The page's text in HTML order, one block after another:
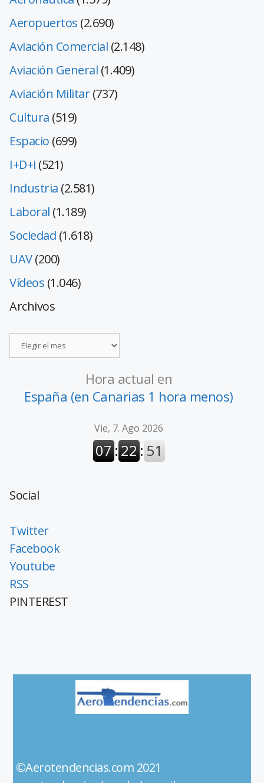
Aeropuertos (2.690)
Aviación Comercial (2.148)
Aviación General (1.409)
Aviación Militar(737)
Cultura (519)
Espacio (699)
I+D+i (521)
Industria (2.581)
Laboral (1.189)
Sociedad (1.618)
UAV(200)
Vídeos (1.046)
Archivos
Hora actual en
España (en Canarias 1 hora menos)
Social
Twitter
Facebook
Youtube
RSS
PINTEREST
©Aerotendencias.com 2021